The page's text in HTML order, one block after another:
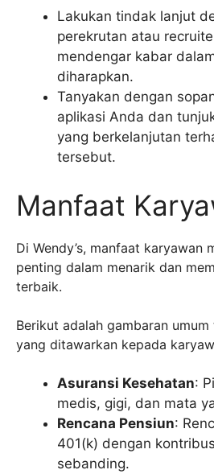
Lakukan tindak lanjut
perekrutan atau
mendengar kabar
diharapkan.
Tanyakan dengan
aplikasi Anda dan
yang berkelanjutan
tersebut.
Manfaat
Di Wendy’s, manfaat karyawan
penting dalam menarik dan
terbaik.
Berikut adalah gambaran
yang ditawarkan kepada
Asuransi Kesehatan:
medis, gigi, dan mata
Rencana Pensiun:
401(k) dengan
sebanding.